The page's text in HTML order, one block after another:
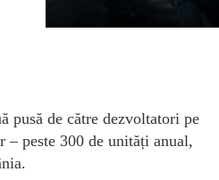
pusă de către dezvoltatori pe
peste 300 de unități anual,